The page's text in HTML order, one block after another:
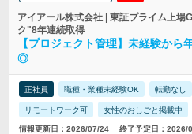
アイアール株式会社 | 東証プライム上
ク"8年連続取得
【プロジェクト管理】未経験から
◎
正社員 職種・業種未経験OK 転勤なし
リモートワーク可 女性のおしごと掲載中
情報更新日：2026/07/24 終了予定日：2026/